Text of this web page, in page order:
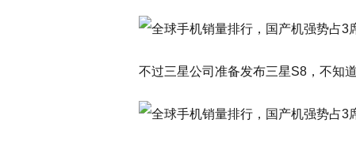
不过三星公司准备发布三星S8，不知